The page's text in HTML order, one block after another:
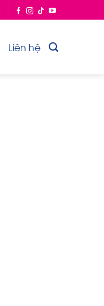
Liên hệ